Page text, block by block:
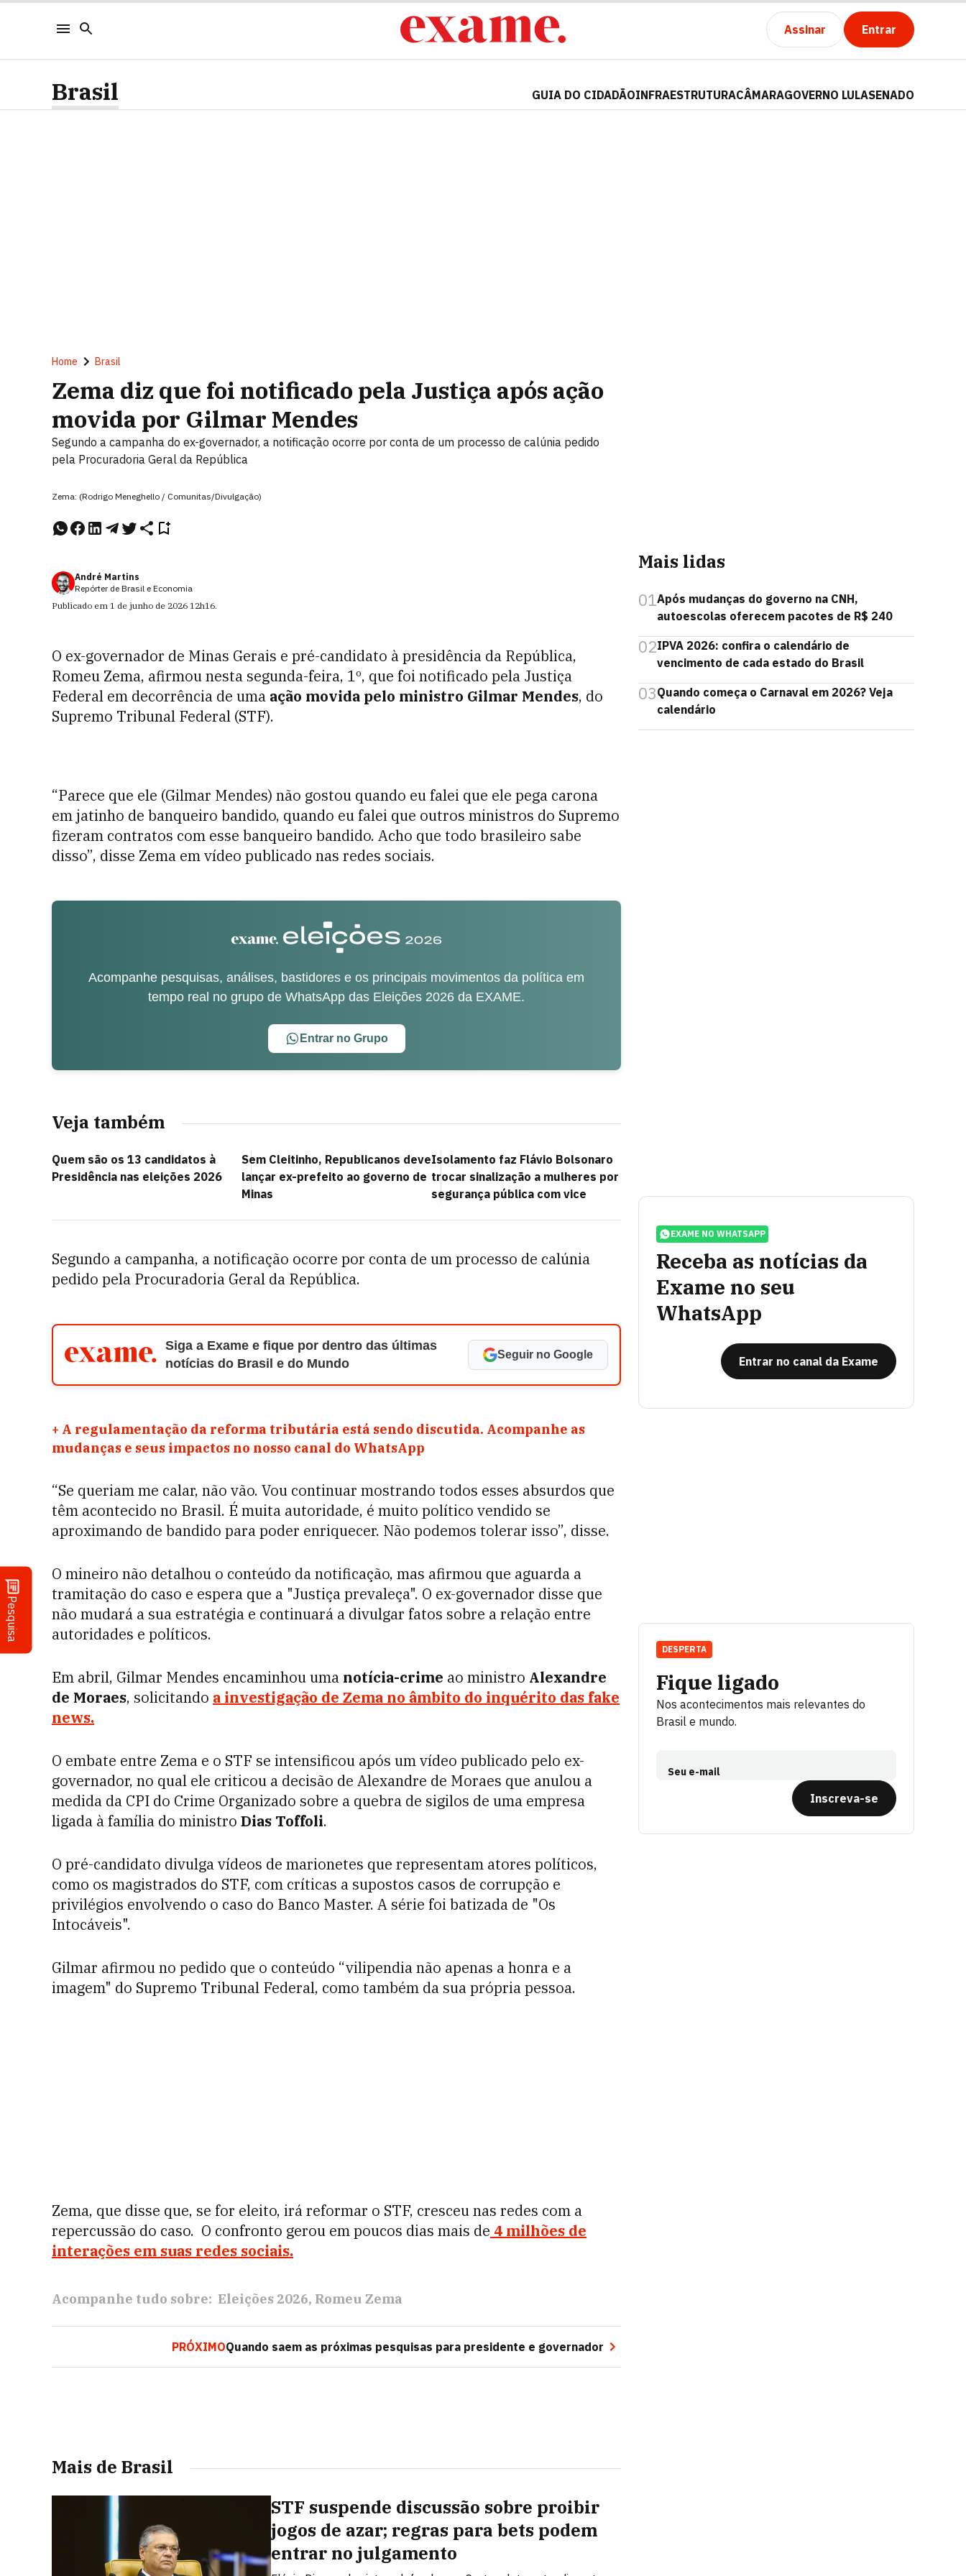
Assinar Entrar
Pesquisa
Brasil GUIA DO CIDADÃOINFRAESTRUTURACÂMARAGOVERNO LULASENADO
Home Brasil
Zema diz que foi notificado pela Justiça após ação
movida por Gilmar Mendes
Segundo a campanha do ex-governador, a notificação ocorre por conta de um processo de calúnia pedido
pela Procuradoria Geral da República
Zema: (Rodrigo Meneghello / Comunitas/Divulgação)
André Martins
Repórter de Brasil e Economia
Publicado em 1 de junho de 2026 12h16.
O ex-governador de Minas Gerais e pré-candidato à presidência da República,
Romeu Zema, afirmou nesta segunda-feira, 1º, que foi notificado pela Justiça
Federal em decorrência de uma ação movida pelo ministro Gilmar Mendes, do
Supremo Tribunal Federal (STF).
“Parece que ele (Gilmar Mendes) não gostou quando eu falei que ele pega carona
em jatinho de banqueiro bandido, quando eu falei que outros ministros do Supremo
fizeram contratos com esse banqueiro bandido. Acho que todo brasileiro sabe
disso”, disse Zema em vídeo publicado nas redes sociais.
Acompanhe pesquisas, análises, bastidores e os principais movimentos da política em
tempo real no grupo de WhatsApp das Eleições 2026 da EXAME.
Entrar no Grupo
Veja também
Quem são os 13 candidatos à
Presidência nas eleições 2026
Sem Cleitinho, Republicanos deve
lançar ex-prefeito ao governo de
Minas
Isolamento faz Flávio Bolsonaro
trocar sinalização a mulheres por
segurança pública com vice
Segundo a campanha, a notificação ocorre por conta de um processo de calúnia
pedido pela Procuradoria Geral da República.
Siga a Exame e fique por dentro das últimas
notícias do Brasil e do Mundo
Seguir no Google
+ A regulamentação da reforma tributária está sendo discutida. Acompanhe as
mudanças e seus impactos no nosso canal do WhatsApp
“Se queriam me calar, não vão. Vou continuar mostrando todos esses absurdos que
têm acontecido no Brasil. É muita autoridade, é muito político vendido se
aproximando de bandido para poder enriquecer. Não podemos tolerar isso”, disse.
O mineiro não detalhou o conteúdo da notificação, mas afirmou que aguarda a
tramitação do caso e espera que a "Justiça prevaleça". O ex-governador disse que
não mudará a sua estratégia e continuará a divulgar fatos sobre a relação entre
autoridades e políticos.
Em abril, Gilmar Mendes encaminhou uma notícia-crime ao ministro Alexandre
de Moraes, solicitando a investigação de Zema no âmbito do inquérito das fake
news.
O embate entre Zema e o STF se intensificou após um vídeo publicado pelo ex-
governador, no qual ele criticou a decisão de Alexandre de Moraes que anulou a
medida da CPI do Crime Organizado sobre a quebra de sigilos de uma empresa
ligada à família do ministro Dias Toffoli.
O pré-candidato divulga vídeos de marionetes que representam atores políticos,
como os magistrados do STF, com críticas a supostos casos de corrupção e
privilégios envolvendo o caso do Banco Master. A série foi batizada de "Os
Intocáveis".
Gilmar afirmou no pedido que o conteúdo “vilipendia não apenas a honra e a
imagem" do Supremo Tribunal Federal, como também da sua própria pessoa.
Zema, que disse que, se for eleito, irá reformar o STF, cresceu nas redes com a
repercussão do caso. O confronto gerou em poucos dias mais de 4 milhões de
interações em suas redes sociais.
Acompanhe tudo sobre: Eleições 2026 Romeu Zema
PRÓXIMOQuando saem as próximas pesquisas para presidente e governador
Mais de Brasil
STF suspende discussão sobre proibir
jogos de azar; regras para bets podem
entrar no julgamento
Mais lidas
01Após mudanças do governo na CNH,
autoescolas oferecem pacotes de R$ 240
02IPVA 2026: confira o calendário de
vencimento de cada estado do Brasil
03Quando começa o Carnaval em 2026? Veja
calendário
EXAME NO WHATSAPP
Receba as notícias da
Exame no seu
WhatsApp
Entrar no canal da Exame
Fique ligado
Nos acontecimentos mais relevantes do
Brasil e mundo.
Seu e-mail
Inscreva-se
DESPERTA